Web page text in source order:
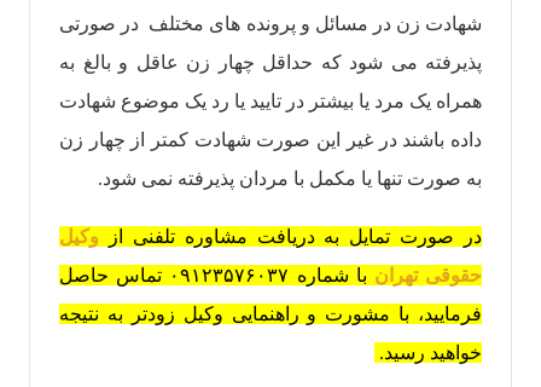
شهادت زن در مسائل و پرونده های مختلف در صورتی
پذیرفته می شود که حداقل چهار زن عاقل و بالغ به
همراه یک مرد یا بیشتر در تایید یا رد یک موضوع شهادت
داده باشند در غیر این صورت شهادت کمتر از چهار زن
به صورت تنها یا مکمل با مردان پذیرفته نمی شود.
در صورت تمایل به دریافت مشاوره تلفنی از
وکیل
حقوقی تهران
با شماره ۰۹۱۲۳۵۷۶۰۳۷ تماس حاصل
فرمایید، با مشورت و راهنمایی وکیل زودتر به نتیجه
خواهید رسید.